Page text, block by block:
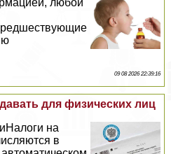
любой
09 08 2026 22:39:16
для физических лиц
на
в